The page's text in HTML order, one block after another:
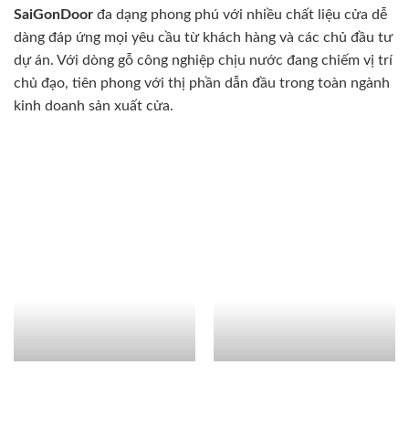
SaiGonDoor đa dạng phong phú với nhiều chất liệu cửa dễ
dàng đáp ứng mọi yêu cầu từ khách hàng và các chủ đầu tư
dự án. Với dòng gỗ công nghiệp chịu nước đang chiếm vị trí
chủ đạo, tiên phong với thị phần dẫn đầu trong toàn ngành
kinh doanh sản xuất cửa.